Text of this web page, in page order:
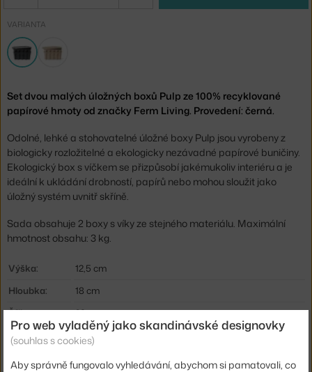
VARIANTA
Set dvou malých úložných boxů Pulp ze 100% recyklované
papírové hmoty od značky Ferm Living. Provedení: černá.
Odolné, lehké a stohovatelné úložné boxy Pulp jsou vyrobeny z
biologicky rozložitelné a ekologicky nezávadné papírové buničiny.
Ekologický box s víčkem se přizpůsobí jakémukoliv interiéru a je
ideální k ukládání drobností, papírů nebo mohou sloužit jako
úložný systém uvnitř skříně.
Sada obsahuje 2 boxy s víky ze stejného materiálu. Maximální
hmotnost obsahu: 3 kg.
Výška:
12,5 cm
Hloubka:
18 cm
Šířka:
28 cm
Barva:
černá
Pro web vyladěný jako skandinávské designovky
(souhlas s cookies)
Aby správně fungovalo vyhledávání, abychom si pamatovali, co